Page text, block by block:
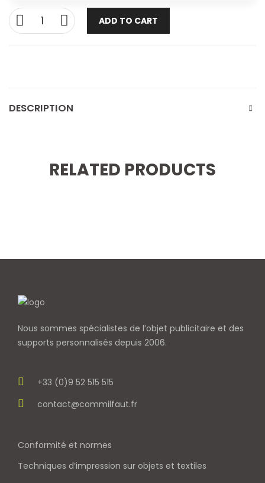
ADD TO CART
DESCRIPTION
RELATED PRODUCTS
Nous sommes spécialistes de l’objet publicitaire et des
supports personnalisés depuis 2006.
+33 (0)9 52 515 515
contact@commilfaut.fr
Conformité et normes
Techniques d’impression sur objets et textiles